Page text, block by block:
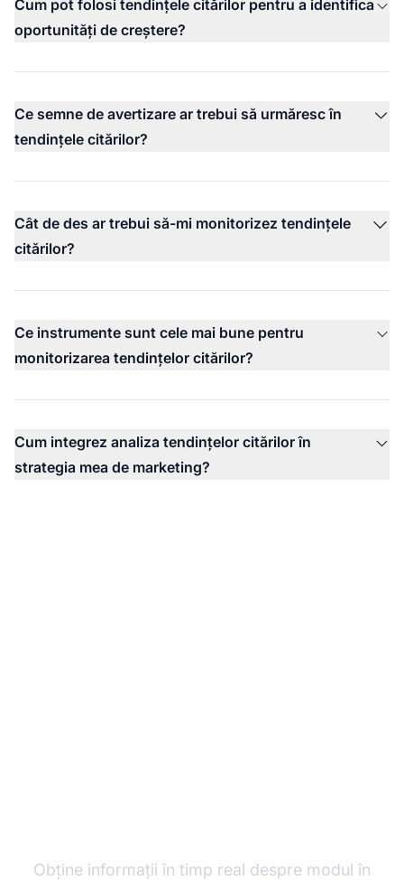
Cum pot folosi tendințele citărilor pentru a identifica
oportunități de creștere?
Ce semne de avertizare ar trebui să urmăresc în
tendințele citărilor?
Cât de des ar trebui să-mi monitorizez tendințele
citărilor?
Ce instrumente sunt cele mai bune pentru
monitorizarea tendințelor citărilor?
Cum integrez analiza tendințelor citărilor în
strategia mea de marketing?
Obține informații în timp real despre modul în